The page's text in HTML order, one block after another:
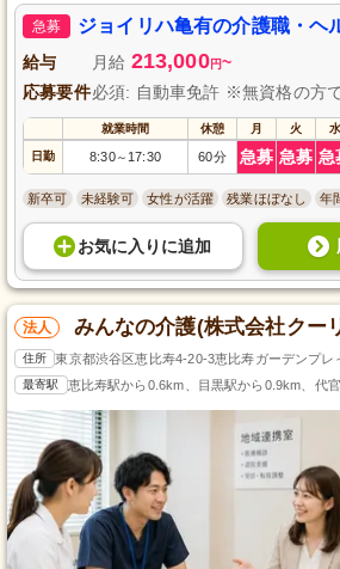
ら、正社員として安定したキャリアを築けます。
交流を通じて、やりがいと成長を感じる毎日が
を仕事に活かし、利用者様の笑顔を増やしましょ
急募 ジョイリハ亀有の介護職・ヘ
給与 月給 213,000円~
応募要件必須: 自動車免許 ※無資格の方
就業時間 休憩 月 火 水
日勤 8:30～ 17:30 60分 急募 急募 急
新卒可 未経験可 女性が活躍 残業ほぼなし 年
お気に入り に追加
法人 みんなの介護(株式会社クー
住所 東京都渋谷区恵比寿4-20-3恵比寿ガーデンプレ
最寄駅 恵比寿駅から0.6km、目黒駅から0.9km、代